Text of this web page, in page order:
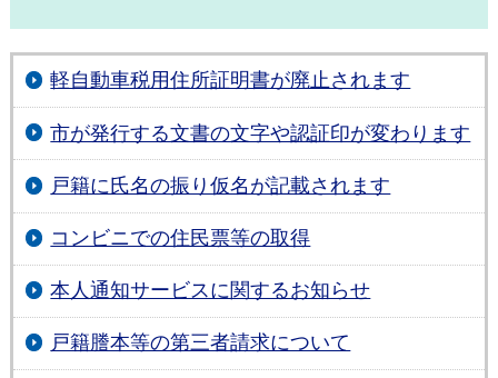
軽自動車税用住所証明書が廃止されます
市が発行する文書の文字や認証印が変わります
戸籍に氏名の振り仮名が記載されます
コンビニでの住民票等の取得
本人通知サービスに関するお知らせ
戸籍謄本等の第三者請求について